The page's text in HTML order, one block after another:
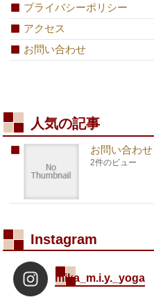
プライバシーポリシー
アクセス
お問い合わせ
人気の記事
お問い合わせ
2件のビュー
Instagram
mika_m.i.y._yoga